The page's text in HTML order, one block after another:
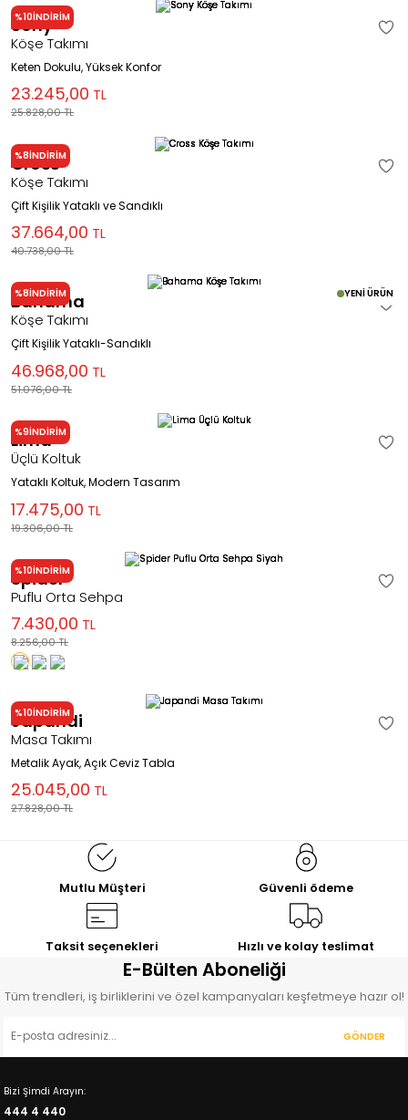
%10İNDİRİM
Sony
Köşe Takımı
Keten Dokulu, Yüksek Konfor
23.245,00 TL
25.828,00TL
%8İNDİRİM
Cross
Köşe Takımı
Çift Kişilik Yataklı ve Sandıklı
37.664,00 TL
40.738,00TL
%8İNDİRİM YENİ ÜRÜN
Bahama
Köşe Takımı
Çift Kişilik Yataklı-Sandıklı
46.968,00 TL
51.076,00TL
%9İNDİRİM
Lima
Üçlü Koltuk
Yataklı Koltuk, Modern Tasarım
17.475,00 TL
19.306,00TL
%10İNDİRİM
Spider
Puflu Orta Sehpa
7.430,00 TL
8.256,00TL
%10İNDİRİM
Japandi
Masa Takımı
Metalik Ayak, Açık Ceviz Tabla
25.045,00 TL
27.828,00TL
Mutlu Müşteri Güvenli ödeme
Taksit seçenekleri Hızlı ve kolay teslimat
E-Bülten Aboneliği
Tüm trendleri, iş birliklerini ve özel kampanyaları keşfetmeye hazır ol!
GÖNDER
Bizi Şimdi Arayın:
444 4 440